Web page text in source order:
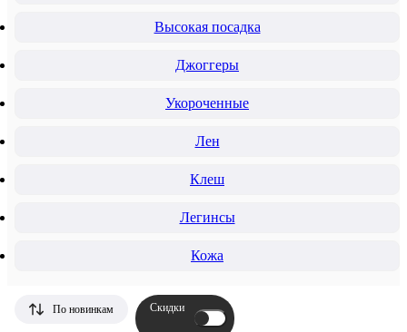
Высокая посадка
Джоггеры
Укороченные
Лен
Клеш
Легинсы
Кожа
По новинкам Скидки